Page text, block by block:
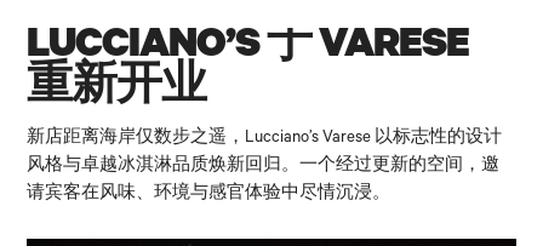
LUCCIANO’S 于 VARESE
重新开业
新店距离海岸仅数步之遥，Lucciano’s Varese 以标志性的设计
风格与卓越冰淇淋品质焕新回归。一个经过更新的空间，邀
请宾客在风味、环境与感官体验中尽情沉浸。